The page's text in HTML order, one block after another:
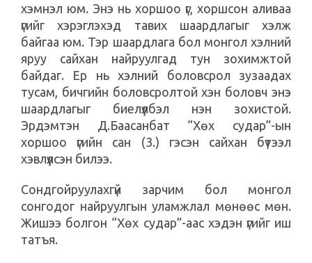
хэмнэл юм. Энэ нь хоршоо үг, хоршсон аливаа
үгийг хэрэглэхэд тавих шаардлагыг хэлж
байгаа юм. Тэр шаардлага бол монгол хэлний
яруу сайхан найруулгад тун зохимжтой
байдаг. Ер нь хэлний боловсрол зузаадах
тусам, бичгийн боловсролтой хэн боловч энэ
шаардлагыг биелүүлбэл нэн зохистой.
Эрдэмтэн Д.Баасанбат “Хөх судар”-ын
хоршоо үгийн сан (3.) гэсэн сайхан бүтээл
хэвлүүлсэн билээ.
Сондгойруулахгүй зарчим бол монгол
сонгодог найруулгын уламжлал мөнөөс мөн.
Жишээ болгон “Хөх судар”-аас хэдэн үгийг иш
татъя.